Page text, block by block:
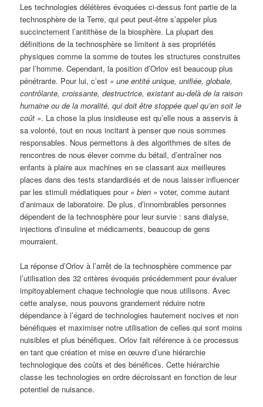
Les technologies délétères évoquées ci-dessus font partie de la
technosphère de la Terre, qui peut peut-être s’appeler plus
succinctement l’antithèse de la biosphère. La plupart des
définitions de la technosphère se limitent à ses propriétés
physiques comme la somme de toutes les structures construites
par l’homme. Cependant, la position d’Orlov est beaucoup plus
pénétrante. Pour lui, c’est « une entité unique, unifiée, globale,
contrôlante, croissante, destructrice, existant au-delà de la raison
humaine ou de la moralité, qui doit être stoppée quel qu’en soit le
coût ». La chose la plus insidieuse est qu’elle nous a asservis à
sa volonté, tout en nous incitant à penser que nous sommes
responsables. Nous permettons à des algorithmes de sites de
rencontres de nous élever comme du bétail, d’entraîner nos
enfants à plaire aux machines en se classant aux meilleures
places dans des tests standardisés et de nous laisser influencer
par les stimuli médiatiques pour « bien » voter, comme autant
d’animaux de laboratoire. De plus, d’innombrables personnes
dépendent de la technosphère pour leur survie : sans dialyse,
injections d’insuline et médicaments, beaucoup de gens
mourraient.
La réponse d’Orlov à l’arrêt de la technosphère commence par
l’utilisation des 32 critères évoqués précédemment pour évaluer
impitoyablement chaque technologie que nous utilisons. Avec
cette analyse, nous pouvons grandement réduire notre
dépendance à l’égard de technologies hautement nocives et non
bénéfiques et maximiser notre utilisation de celles qui sont moins
nuisibles et plus bénéfiques. Orlov fait référence à ce processus
en tant que création et mise en œuvre d’une hiérarchie
technologique des coûts et des bénéfices. Cette hiérarchie
classe les technologies en ordre décroissant en fonction de leur
potentiel de nuisance.